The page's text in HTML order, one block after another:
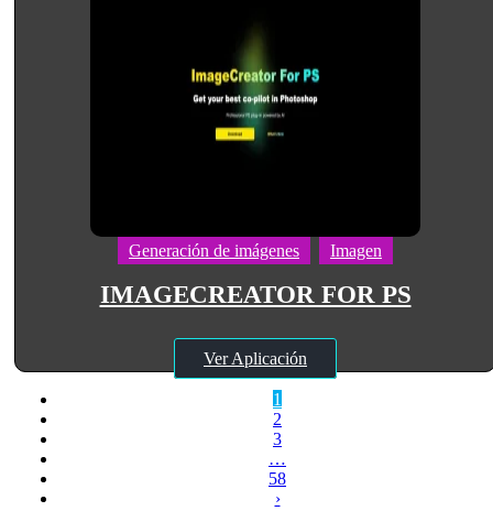
Generación de imágenes Imagen
IMAGECREATOR FOR PS
Ver Aplicación
1
2
3
…
58
›